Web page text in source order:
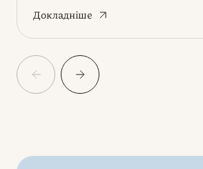
Докладніше